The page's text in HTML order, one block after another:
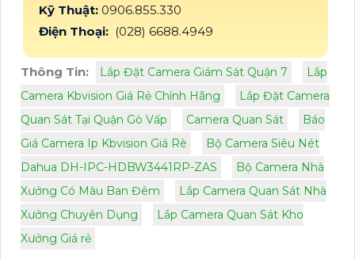
Kỹ Thuật: 0906.855.330
Điện Thoại: (028) 6688.4949
Thông Tin: Lắp Đặt Camera Giám Sát Quận 7
Lắp
Camera Kbvision Giá Rẻ Chính Hãng
Lắp Đặt Camera
Quan Sát Tại Quận Gò Vấp
Camera Quan Sát
Báo
Giá Camera Ip Kbvision Giá Rè
Bộ Camera Siêu Nét
Dahua DH-IPC-HDBW3441RP-ZAS
Bộ Camera Nhà
Xưởng Có Màu Ban Đêm
Lắp Camera Quan Sát Nhà
Xưởng Chuyên Dụng
Lắp Camera Quan Sát Kho
Xưởng Giá rẻ